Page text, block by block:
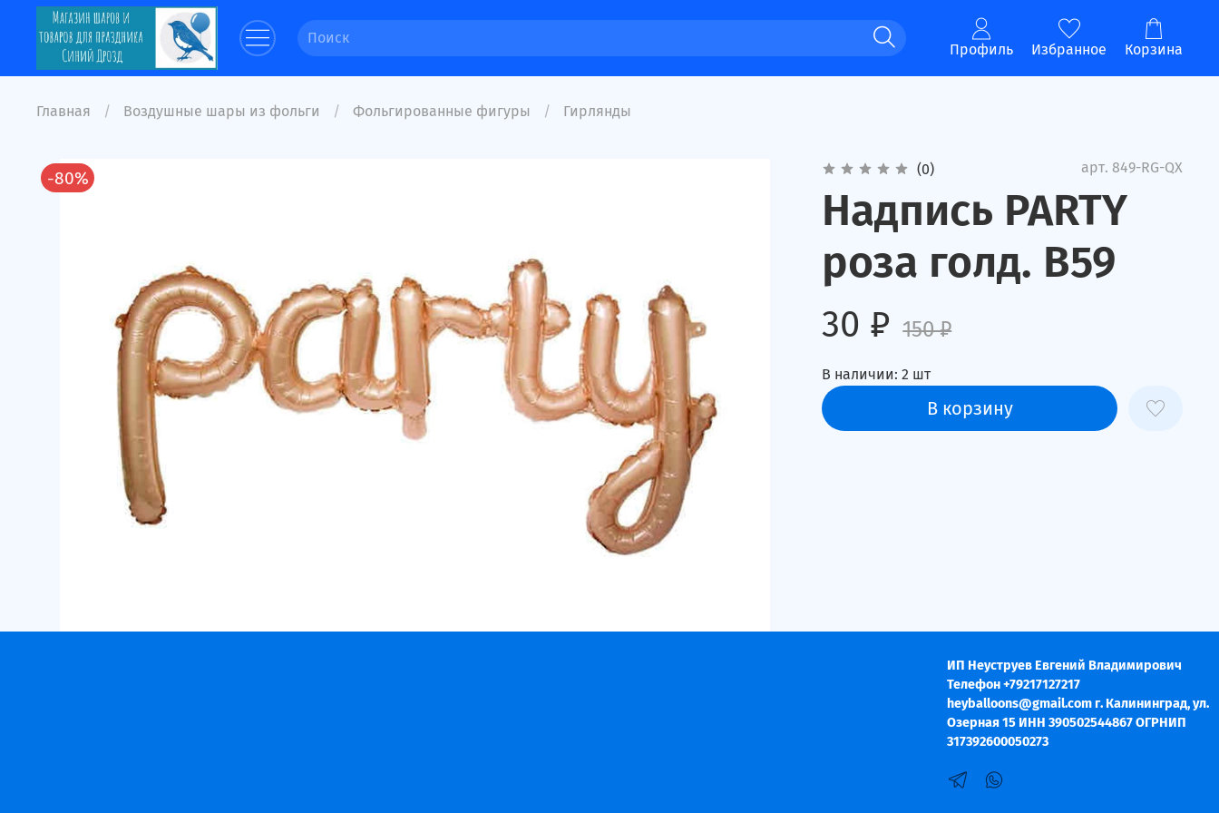
Профиль Избранное Корзина
Главная Воздушные шары из фольги Фольгированные фигуры Гирлянды
-80% (0) арт. 849-RG-QX
Надпись PARTY
роза голд. В59
30 ₽ 150 ₽
В наличии: 2 шт
В корзину
ИП Неуструев Евгений Владимирович
Телефон +79217127217
heyballoons@gmail.com г. Калининград, ул.
Озерная 15 ИНН 390502544867 ОГРНИП
317392600050273